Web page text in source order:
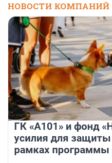
НОВОСТИ КОМПАНИЙ
ГК «А101» и фонд
усилия для
рамках программы